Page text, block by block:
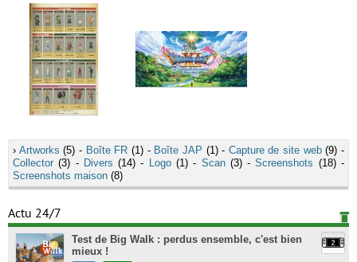
› Artworks (5) - Boîte FR (1) - Boîte JAP (1) - Capture de site web(9) -
Collector (3) - Divers (14) - Logo(1) - Scan(3) -Screenshots (18) -
Screenshots maison (8)
Actu 24/7
Test de Big Walk : perdus ensemble, c'est bien
mieux !